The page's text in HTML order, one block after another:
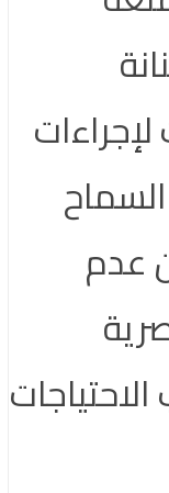
عدم